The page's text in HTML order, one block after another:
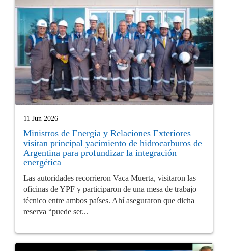
11 Jun 2026
Ministros de Energía y Relaciones Exteriores
visitan principal yacimiento de hidrocarburos de
Argentina para profundizar la integración
energética
Las autoridades recorrieron Vaca Muerta, visitaron las
oficinas de YPF y participaron de una mesa de trabajo
técnico entre ambos países. Ahí aseguraron que dicha
reserva “puede ser...